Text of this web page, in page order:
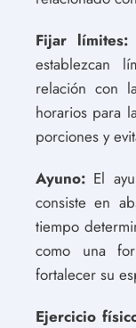
Fijar límites:
establezcan
relación con
horarios para
porciones y
Ayuno: El
consiste en
tiempo
como una
fortalecer su
Ejercicio